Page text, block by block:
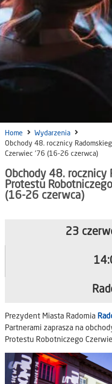
Home
Wydarzenia
Obchody 48. rocznicy
Czerwiec ’76 (16-26 czerwca)
Obchody 48. rocznicy
Protestu
(16-26 czerwca)
23
Prezydent Miasta Radomia
Partnerami zaprasza na
Protestu Robotniczego